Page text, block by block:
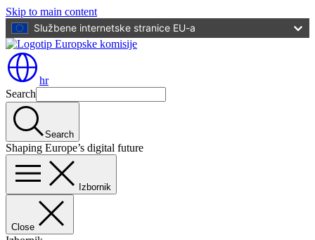
Skip to main content
Službene internetske stranice EU-a
hr
Search
Search
Shaping Europe’s digital future
Izbornik
Close